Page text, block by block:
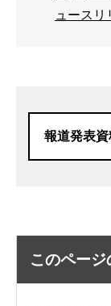
ュースリ
報道発表
このペー